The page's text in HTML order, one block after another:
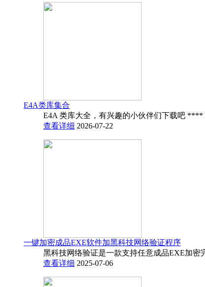
E4A类库集合
E4A 类库大全，有兴趣的小伙伴们下载吧
查看详细 2026-07-22
一键加密成品EXE软件加黑科技网络验证程序
黑科技网络验证是一款支持任意成品EXE加
查看详细 2025-07-06